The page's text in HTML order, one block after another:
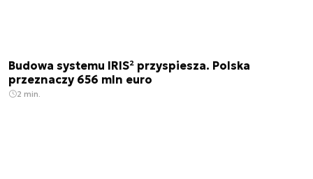
Budowa systemu IRIS² przyspiesza. Polska
przeznaczy 656 mln euro
2 min.